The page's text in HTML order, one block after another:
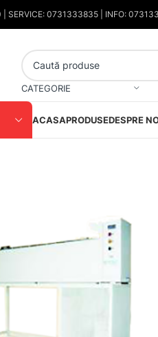
SERVICE: 0731333835 | INFO:
CATEGORIE
ACASAPRODUSEDESPRE